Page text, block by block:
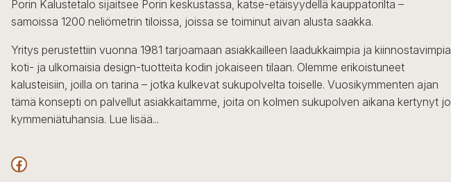
Porin Kalustetalo sijaitsee Porin keskustassa, katse-etäisyydellä kauppatorilta –
samoissa 1200 neliömetrin tiloissa, joissa se toiminut aivan alusta saakka.
Yritys perustettiin vuonna 1981 tarjoamaan asiakkailleen laadukkaimpia ja kiinnostavimpia
koti- ja ulkomaisia design-tuotteita kodin jokaiseen tilaan. Olemme erikoistuneet
kalusteisiin, joilla on tarina – jotka kulkevat sukupolvelta toiselle. Vuosikymmenten ajan
tämä konsepti on palvellut asiakkaitamme, joita on kolmen sukupolven aikana kertynyt jo
kymmeniätuhansia. Lue lisää...
Facebook